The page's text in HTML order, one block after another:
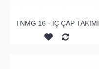
TNMG 16 - İÇ ÇAP TAKIMI